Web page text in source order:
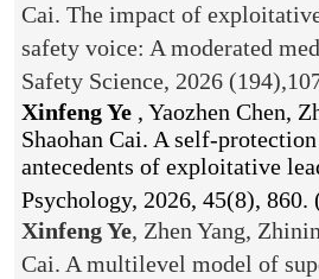
Cai. The impact of
safety voice: A moderated
Safety Science, 2026
Xinfeng Ye , Yaozhen Chen,
Shaohan Cai. A self-
antecedents of exploitative
Psychology, 2026, 45(8), 860.
Xinfeng Ye, Zhen Yang,
Cai. A multilevel model of